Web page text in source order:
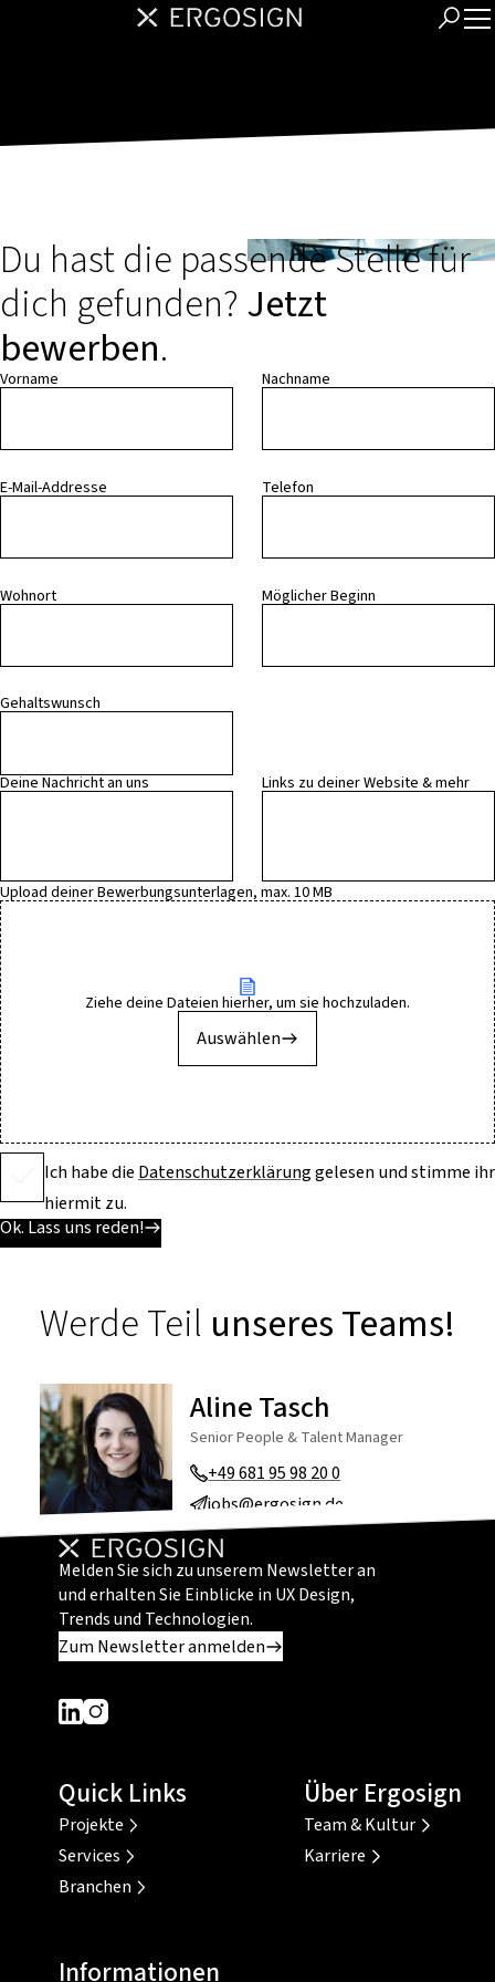
Du hast die passende Stelle für
dich gefunden? Jetzt
bewerben.
Vorname Nachname
E-Mail-Addresse Telefon
Wohnort Möglicher Beginn
Gehaltswunsch
Deine Nachricht an uns Links zu deiner Website & mehr
Upload deiner Bewerbungsunterlagen, max. 10 MB
Ziehe deine Dateien hierher, um sie hochzuladen.
Auswählen
Ich habe die Datenschutzerklärunggelesen und stimme ihr
hiermit zu.
Ok. Lass uns reden!
Werde Teil unseres Teams!
Aline Tasch
Senior People & Talent Manager
+49 681 95 98 20 0
jobs@ergosign.de
Melden Sie sich zu unserem Newsletter an
und erhalten Sie Einblicke in UX Design,
Trends und Technologien.
Zum Newsletter anmelden
Dieser Link führt zu einer externen Seite
Dieser Link führt zu einer externen Seite
Quick Links
Projekte
Services
Branchen
Über Ergosign
Team & Kultur
Karriere
Informationen